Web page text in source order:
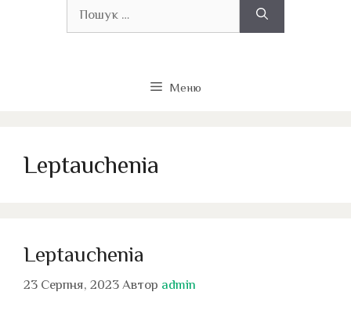
Меню
Leptauchenia
Leptauchenia
23 Серпня, 2023 Автор admin